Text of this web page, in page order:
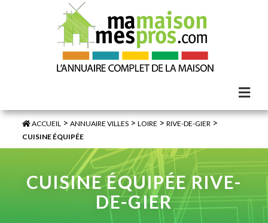
ACCUEIL >ANNUAIRE VILLES >LOIRE >RIVE-DE-GIER >
CUISINE ÉQUIPÉE
CUISINE ÉQUIPÉE RIVE-
DE-GIER